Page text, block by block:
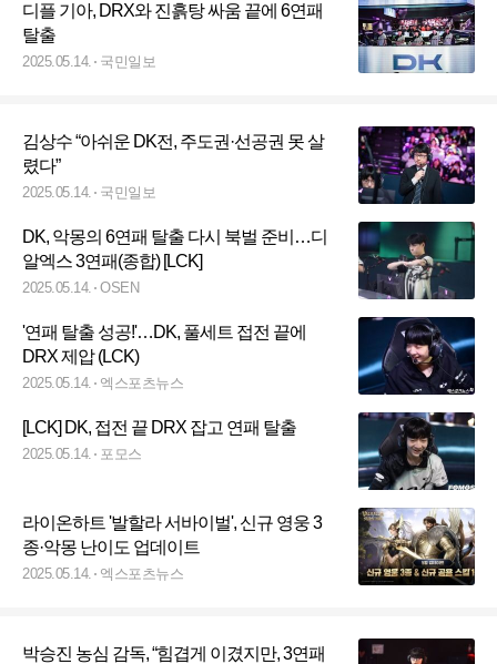
디플 기아, DRX와 진흙탕 싸움 끝에 6연패
탈출
2025.05.14. 국민일보
김상수 “아쉬운 DK전, 주도권·선공권 못 살
렸다”
2025.05.14. 국민일보
DK, 악몽의 6연패 탈출 다시 북벌 준비…디
알엑스 3연패(종합) [LCK]
2025.05.14. OSEN
'연패 탈출 성공!'…DK, 풀세트 접전 끝에
DRX 제압 (LCK)
2025.05.14. 엑스포츠뉴스
[LCK] DK, 접전 끝 DRX 잡고 연패 탈출
2025.05.14. 포모스
라이온하트 '발할라 서바이벌', 신규 영웅 3
종·악몽 난이도 업데이트
2025.05.14. 엑스포츠뉴스
박승진 농심 감독, “힘겹게 이겼지만, 3연패